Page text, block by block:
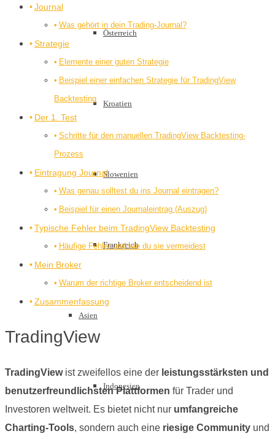
Österreich
Kroatien
Slowenien
Frankreich
Asien
Indonesien
Journal
Was gehört in dein Trading-Journal?
Strategie
Elemente einer guten Strategie
Beispiel einer einfachen Strategie für TradingView
Backtesting
Der 1. Test
Schritte für den manuellen TradingView Backtesting-
Prozess
Eintragung Journal
Was genau solltest du ins Journal eintragen?
Beispiel für einen Journaleintrag (Auszug)
Typische Fehler beim TradingView Backtesting
Häufige Fehler und wie du sie vermeidest
Mein Broker
Warum der richtige Broker entscheidend ist
Zusammenfassung
TradingView
TradingViewist zweifellos eine der leistungsstärksten und
benutzerfreundlichsten Plattformen für Trader und
Investoren weltweit. Es bietet nicht nur umfangreiche
Charting-Tools, sondern auch eine riesige Community und